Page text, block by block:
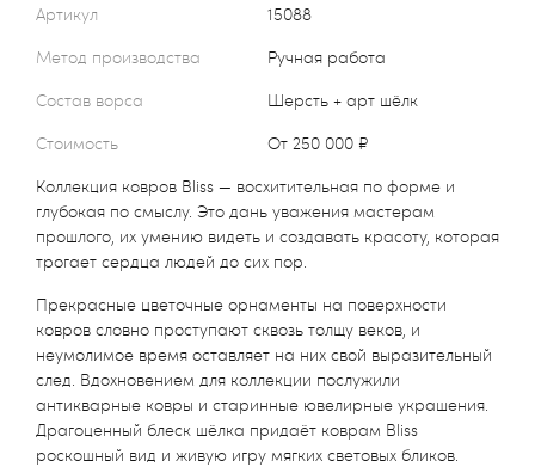
Артикул
15088
Метод производства
Ручная работа
Состав ворса
Шерсть + арт шёлк
Стоимость
от 250 000 ₽
Коллекция ковров Bliss — восхитительная по форме и
глубокая по смыслу. Это дань уважения мастерам
прошлого, их умению видеть и создавать красоту, которая
трогает сердца людей до сих пор.
Прекрасные цветочные орнаменты на поверхности
ковров словно проступают сквозь толщу веков, и
неумолимое время оставляет на них свой выразительный
след. Вдохновением для коллекции послужили
антикварные ковры и старинные ювелирные украшения.
Драгоценный блеск шёлка придаёт коврам Bliss
роскошный вид и живую игру мягких световых бликов.